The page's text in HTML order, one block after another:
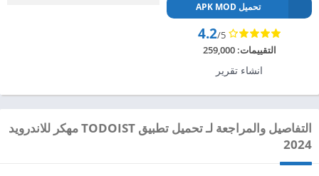
تحميل APK MOD
4.2/5
التقييمات:259,000
انشاء تقرير
التفاصيل والمراجعة لـ تحميل تطبيق TODOIST مهكر للاندرويد
2024